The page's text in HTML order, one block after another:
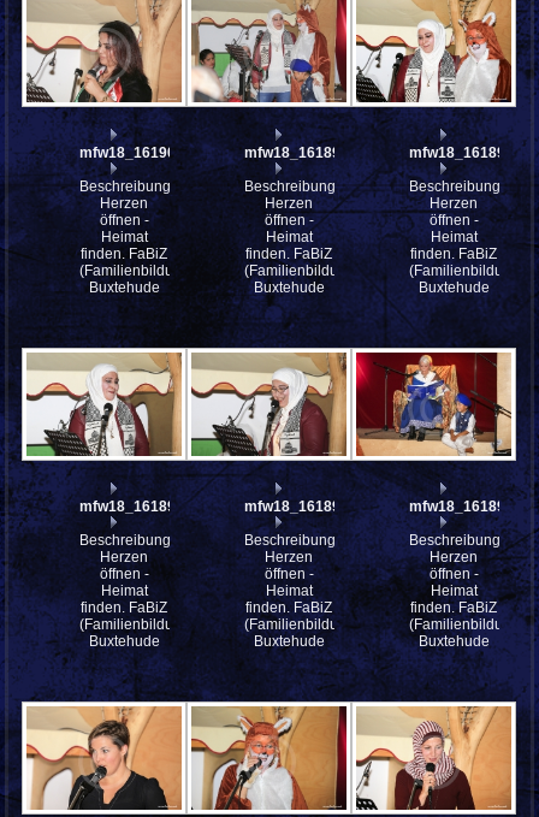
mfw18_161900
Beschreibung:
Herzen
öffnen -
Heimat
finden. FaBiZ
(Familienbildungszentrum)
Buxtehude
mfw18_161898
Beschreibung:
Herzen
öffnen -
Heimat
finden. FaBiZ
(Familienbildungszentrum)
Buxtehude
mfw18_161897
Beschreibung:
Herzen
öffnen -
Heimat
finden. FaBiZ
Buxtehude
mfw18_161896
Beschreibung:
Herzen
öffnen -
Heimat
finden. FaBiZ
(Familienbildungszentrum)
Buxtehude
mfw18_161892
Beschreibung:
Herzen
öffnen -
Heimat
finden. FaBiZ
(Familienbildungszentrum)
Buxtehude
mfw18_161891
Beschreibung:
Herzen
öffnen -
Heimat
finden. FaBiZ
Buxtehude